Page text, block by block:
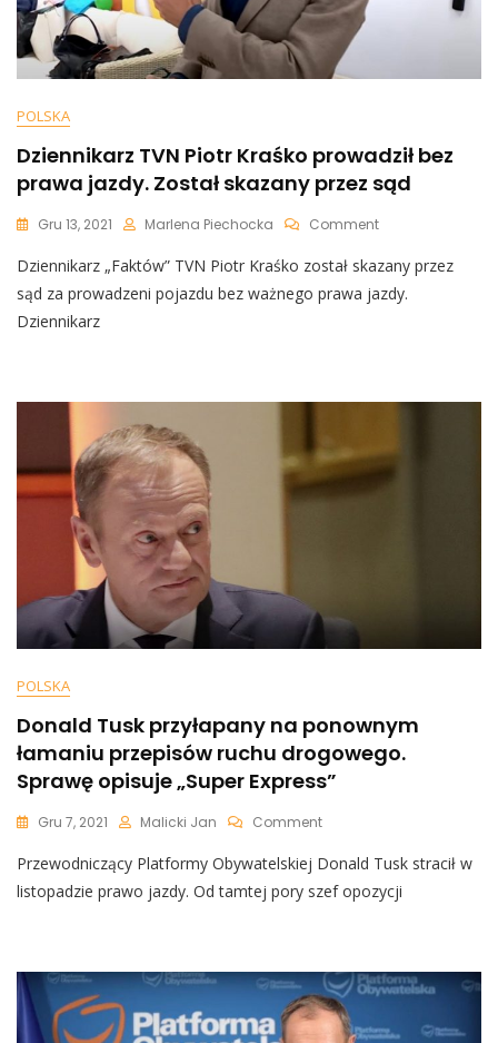
POLSKA
Dziennikarz TVN Piotr Kraśko prowadził bez
prawa jazdy. Został skazany przez sąd
Gru 13, 2021 Marlena Piechocka CommentOn
TVN
Piotr
Kraśko
Przez
Dziennikarz „Faktów” TVN Piotr Kraśko został skazany przez
sąd za prowadzeni pojazdu bez ważnego prawa jazdy.
Dziennikarz
POLSKA
Donald Tusk przyłapany na ponownym
łamaniu przepisów ruchu drogowego.
Sprawę opisuje „Super Express”
Gru 7, 2021 Malicki Jan CommentOn
Tusk
Przyłapany
Przepisów
Ruchu
Drogowego.
Sprawę
Przewodniczący Platformy Obywatelskiej Donald Tusk stracił w
listopadzie prawo jazdy. Od tamtej pory szef opozycji